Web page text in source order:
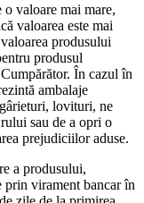
o valoare mai mare,
valoarea este mai
produsului
produsul
În cazul în
ambalaje
lovituri, ne
sau de a opri o
prejudiciilor aduse.
a produsului,
prin virament bancar în